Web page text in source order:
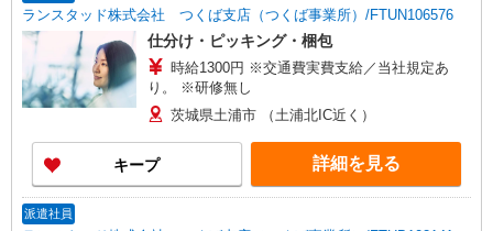
ランスタッド株式会社 つくば支店（つくば事業所）/FTUN106576
仕分け・ピッキング・梱包
時給1300円 ※交通費実費支給／当社規定あ
り。 ※研修無し
茨城県土浦市 （土浦北IC近く）
キープ 詳細を見る
派遣社員